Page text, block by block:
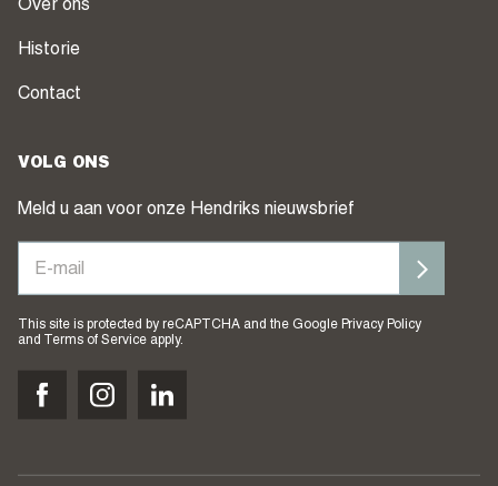
Over ons
Historie
Contact
VOLG ONS
Meld u aan voor onze Hendriks nieuwsbrief
This site is protected by reCAPTCHA and the Google Privacy Policy
and
Terms of Service apply.